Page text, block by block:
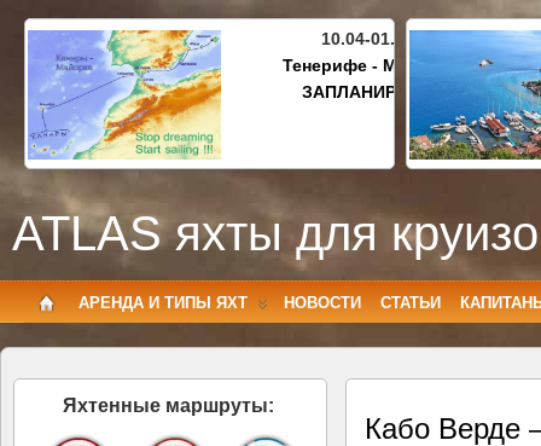
10.04-01.05.2027
Тенерифе - Майорка
ЗАПЛАНИРОВАНО
ATLAS яхты для
АРЕНДА И ТИПЫ ЯХТ НОВОСТИ СТАТЬИ
Кабо Верде
Яхтенные маршруты: